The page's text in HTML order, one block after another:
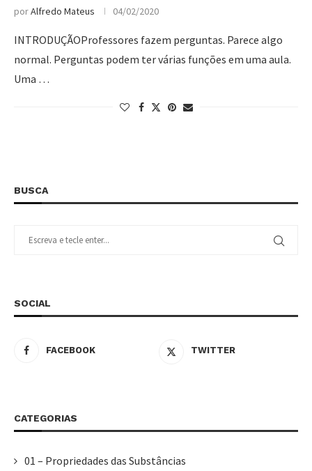
porAlfredo Mateus 04/02/2020
INTRODUÇÃOProfessores fazem perguntas. Parece algo
normal. Perguntas podem ter várias funções em uma aula.
Uma …
BUSCA
SOCIAL
FACEBOOK TWITTER
CATEGORIAS
01 – Propriedades das Substâncias